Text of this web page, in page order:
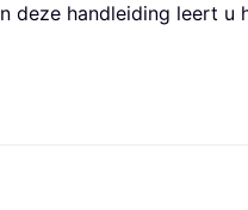
handleiding leert u